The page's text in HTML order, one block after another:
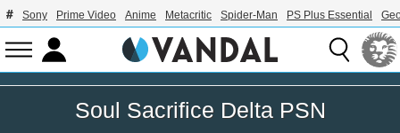
Sony Prime Video Anime Metacritic Spider-Man PS Plus Essential
Soul Sacrifice Delta PSN